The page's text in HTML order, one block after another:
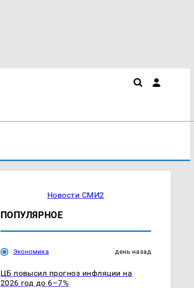
Новости СМИ2
ПОПУЛЯРНОЕ
Экономика день назад
ЦБ повысил прогноз инфляции на
2026 год до 6–7%